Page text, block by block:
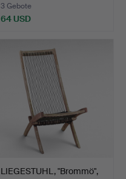
3 Gebote
64 USD
LIEGESTUHL, "Brommö",